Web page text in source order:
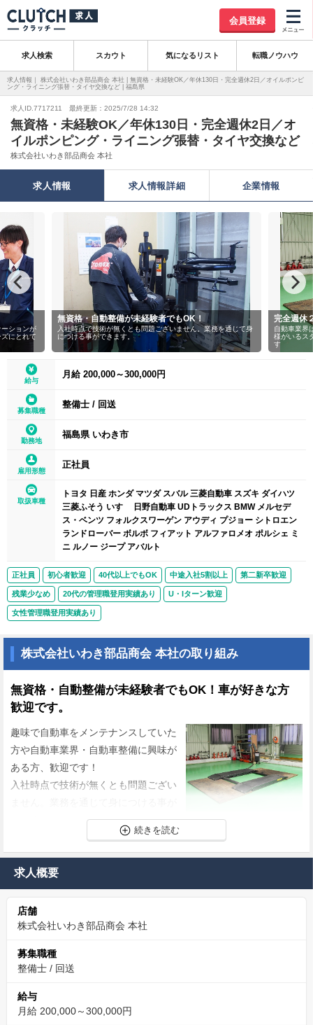
会員登録
求人検索 スカウト 気になるリスト 転職ノウハウ
求人情報｜ 株式会社いわき部品商会 本社 | 無資格・未経験OK／年休130日・完全週休2日／オイルポンピ
ング・ライニング張替・タイヤ交換など | 福島県
求人ID.7717211 最終更新：2025/7/28 14:32
無資格・未経験OK／年休130日・完全週休2日／オ
イルポンピング・ライニング張替・タイヤ交換など
株式会社いわき部品商会 本社
求人情報 求人情報詳細 企業情報
ションが
にとれて
無資格・自動整備が未経験者でもOK！
入社時点で技術が無くとも問題ございません。業務を通じて身
につける事ができます。
完全週休
自動車業界
様がいるス
す
給与
月給 200,000～300,000円
募集職種
整備士 / 回送
勤務地
福島県 いわき市
雇用形態
正社員
取扱車種
トヨタ 日産 ホンダ マツダ スバル 三菱自動車 スズキ ダイハツ
三菱ふそう いすゞ 日野自動車 UDトラックス BMW メルセデ
ス・ベンツ フォルクスワーゲン アウディ プジョー シトロエン
ランドローバー ボルボ フィアット アルファロメオ ポルシェ ミ
ニ ルノー ジープ アバルト
正社員 初心者歓迎 40代以上でもOK 中途入社5割以上 第二新卒歓迎
残業少なめ 20代の管理職登用実績あり U・Iターン歓迎
女性管理職登用実績あり
株式会社いわき部品商会 本社の取り組み
無資格・自動整備が未経験者でもOK！車が好きな方
歓迎です。
趣味で自動車をメンテナンスしていた
方や自動車業界・自動車整備に興味が
ある方、歓迎です！
入社時点で技術が無くとも問題ござい
備え付けの工具が一通りございますので、自費購入の必要はござ
いません。ご自分の使い勝手の良い工具を持ち込みしていただく
ことも可能です。
土日祝が休みの完全週休２日制。残業も少なめです！
自動車業界は土日祝が出勤の企業も多
いかと思いますが、当社ではご家族・
に、お休みは土曜日＋日曜日＋祝日の
完全週休2日制です。
求人概要
店舗
株式会社いわき部品商会 本社
募集職種
整備士 / 回送
給与
月給 200,000～300,000円